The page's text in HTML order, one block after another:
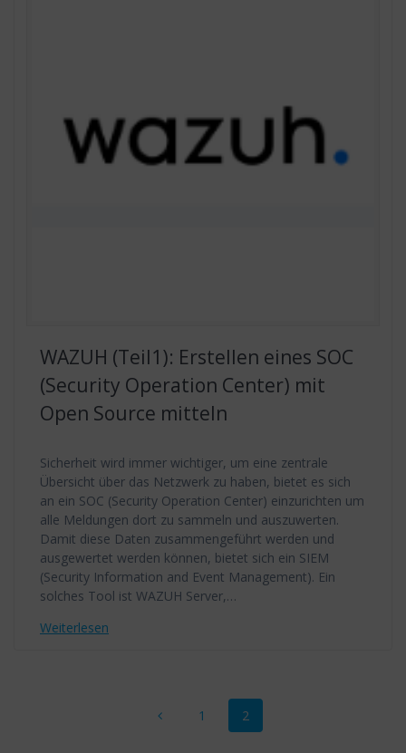
WAZUH (Teil1): Erstellen eines SOC
(Security Operation Center) mit
Open Source mitteln
Sicherheit wird immer wichtiger, um eine zentrale
Übersicht über das Netzwerk zu haben, bietet es sich
an ein SOC (Security Operation Center) einzurichten um
alle Meldungen dort zu sammeln und auszuwerten.
Damit diese Daten zusammengeführt werden und
ausgewertet werden können, bietet sich ein SIEM
(Security Information and Event Management). Ein
solches Tool ist WAZUH Server,…
Weiterlesen
Beitragsnavigation
Seite
1 Seite
2